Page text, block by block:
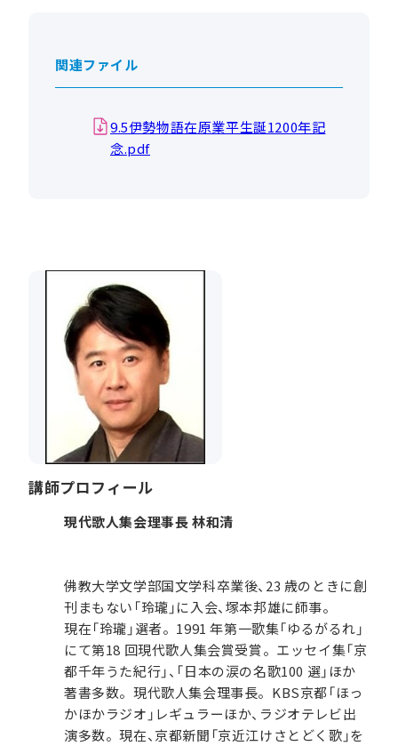
関連ファイル
9.5伊勢物語在原業平生誕1200年記
念.pdf
講師プロフィール
現代歌人集会理事長 林和清
佛教大学文学部国文学科卒業後、23 歳のときに創
刊まもない「玲瓏」に入会、塚本邦雄に師事。
現在「玲瓏」選者。1991 年第一歌集「ゆるがるれ」
にて第18 回現代歌人集会賞受賞。エッセイ集「京
都千年うた紀行」、「日本の涙の名歌100 選」ほか
著書多数。現代歌人集会理事長。KBS京都「ほっ
かほかラジオ」レギュラーほか、ラジオテレビ出
演多数。現在、京都新聞「京近江けさとどく歌」を